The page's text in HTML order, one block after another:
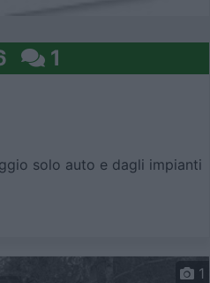
1
solo auto e dagli impianti
1